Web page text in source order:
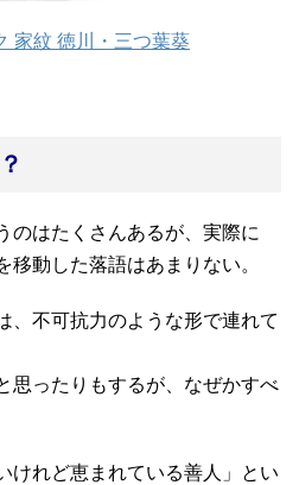
家紋 徳川・三つ葉葵
のはたくさんあるが、実際に
移動した落語はあまりない。
、不可抗力のような形で連れて
思ったりもするが、なぜかすべ
けれど恵まれている善人」とい